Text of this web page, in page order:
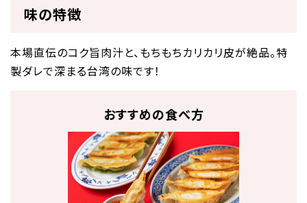
味の特徴
本場直伝のコク旨肉汁と、もちもちカリカリ皮が絶品。特
製ダレで深まる台湾の味です！
おすすめの食べ方